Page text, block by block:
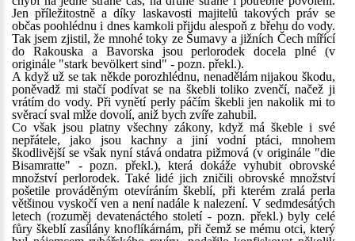
Jen příležitostně a díky laskavosti majitelů takových práv se
občas poohlédnu i dnes kamkoli přijdu alespoň z břehu do vody.
Tak jsem zjistil, že mnohé toky ze Šumavy a jižních Čech mířící
do Rakouska a Bavorska jsou perlorodek docela plné (v
originále "stark bevölkert sind" - pozn. překl.).
A když už se tak někde porozhlédnu, nenadělám nijakou škodu,
poněvadž mi stačí podívat se na škebli toliko zvenčí, načež ji
vrátím do vody. Při vynětí perly páčím škebli jen nakolik mi to
svěrací sval mlže dovolí, aniž bych zvíře zahubil.
Co však jsou platny všechny zákony, když má škeble i své
nepřátele, jako jsou kachny a jiní vodní ptáci, mnohem
škodlivější se však nyní stává ondatra pižmová (v originále "die
Bisamratte" - pozn. překl.), která dokáže vyhubit obrovské
množství perlorodek. Také lidé jich zničili obrovské množství
pošetile prováděným otevíráním škeblí, při kterém zralá perla
většinou vyskočí ven a není nadále k nalezení. V sedmdesátých
letech (rozuměj devatenáctého století - pozn. překl.) byly celé
fůry škeblí zasílány knoflíkárnám, při čemž se mému otci, který